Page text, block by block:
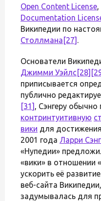
Open Content License
Documentation
Википедии по
Столлмана [27] .
Основатели
Джимми Уэйлс [28]
приписывается
публично
[31] , Сэнгеру
контринтуитивную
вики для
2001 года Ларри
«Нупедии»
«вики» в отношении
ускорить её
веб-сайта
задумывалась для